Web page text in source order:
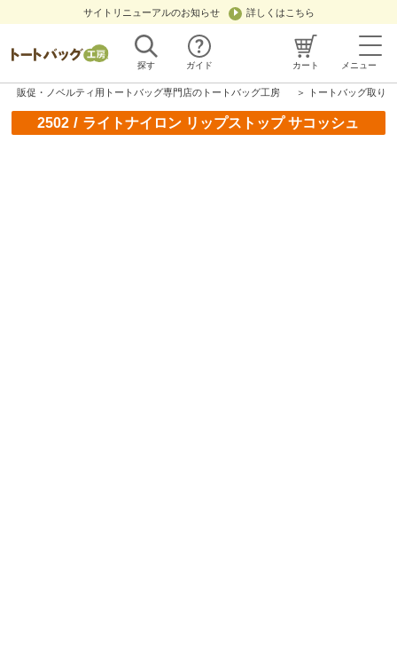
サイトリニューアルのお知らせ 詳しくはこちら
探す ガイド カート メニュー
販促・ノベルティ用トートバッグ専門店のトートバッグ工房 ＞ トートバッグ取り
2502 / ライトナイロン リップストップ サコッシュ